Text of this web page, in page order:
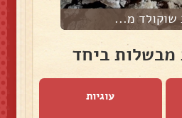
שוקולד מ...
מבשלות ביחד
עוגיות